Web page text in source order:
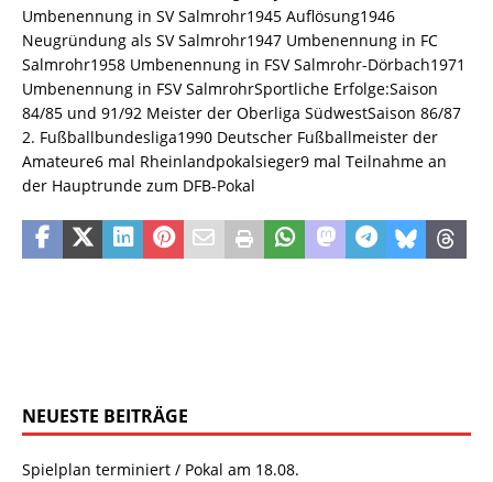
Umbenennung in SV Salmrohr1945 Auflösung1946
Neugründung als SV Salmrohr1947 Umbenennung in FC
Salmrohr1958 Umbenennung in FSV Salmrohr-Dörbach1971
Umbenennung in FSV SalmrohrSportliche Erfolge:Saison
84/85 und 91/92 Meister der Oberliga SüdwestSaison 86/87
2. Fußballbundesliga1990 Deutscher Fußballmeister der
Amateure6 mal Rheinlandpokalsieger9 mal Teilnahme an
der Hauptrunde zum DFB-Pokal
NEUESTE BEITRÄGE
Spielplan terminiert / Pokal am 18.08.